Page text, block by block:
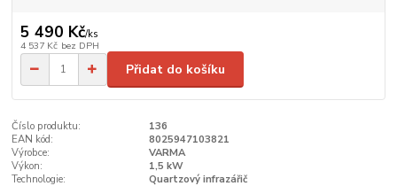
5 490 Kč/ks
4 537 Kč bez DPH
Přidat do košíku
Číslo produktu:
136
EAN kód:
8025947103821
Výrobce:
VARMA
Výkon:
1,5 kW
Technologie:
Quartzový infrazářič